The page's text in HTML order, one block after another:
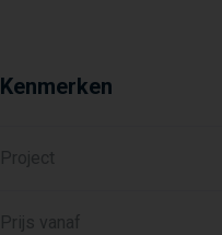
Kenmerken
Project
Prijs vanaf